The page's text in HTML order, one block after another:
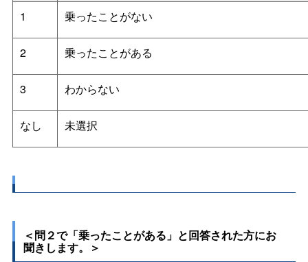
1 乗ったことがない
2 乗ったことがある
3 わからない
なし 未選択
＜問２で「乗ったことがある」と回答された方にお
聞きします。＞